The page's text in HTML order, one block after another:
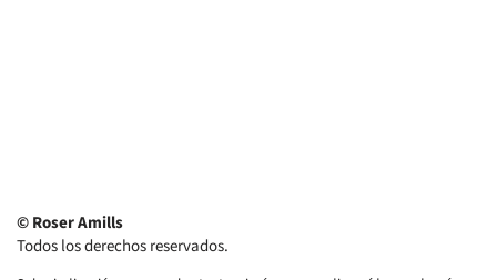
© Roser Amills
Todos los derechos reservados.